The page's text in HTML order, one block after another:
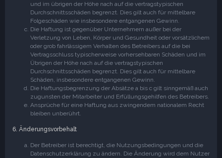
und im übrigen der Höhe nach auf die vertragstypischen
Durchschnittsschäden begrenzt. Dies gilt auch für mittelbare
Folgeschäden wie insbesondere entgangenen Gewinn.
Die Haftung ist gegenüber Unternehmern außer bei der
Verletzung von Leben, Körper und Gesundheit oder vorsätzlichem
oder grob fahrlässigem Verhalten des Betreibers auf die bei
Vertragsschluss typischerweise vorhersehbaren Schäden und im
Übrigen der Höhe nach auf die vertragstypischen
Durchschnittsschäden begrenzt. Dies gilt auch für mittelbare
Schäden, insbesondere entgangenen Gewinn.
Die Haftungsbegrenzung der Absätze a bis c gilt sinngemäß auch
zugunsten der Mitarbeiter und Erfüllungsgehilfen des Betreibers.
Ansprüche für eine Haftung aus zwingendem nationalem Recht
bleiben unberührt.
6. Änderungsvorbehalt
Der Betreiber ist berechtigt, die Nutzungsbedingungen und die
Datenschutzerklärung zu ändern. Die Änderung wird dem Nutzer